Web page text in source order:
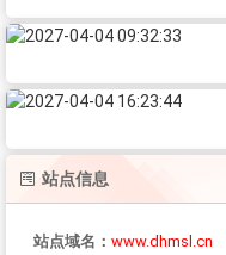
站点信息
站点域名： www.dhmsl.cn